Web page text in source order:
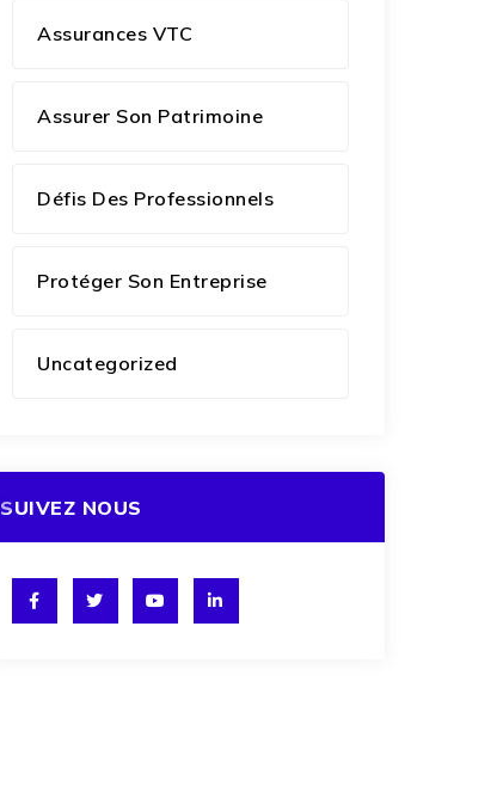
Assurances VTC
Assurer Son Patrimoine
Défis Des Professionnels
Protéger Son Entreprise
Uncategorized
SUIVEZ NOUS